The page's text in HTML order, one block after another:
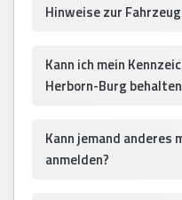
Hinweise zur
Kann ich mein
Herborn-Burg
Kann jemand anderes
anmelden?